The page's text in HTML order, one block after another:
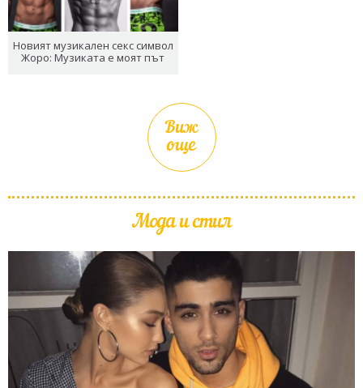
Новият музикален секс символ
Жоро: Музиката е моят път
Виж
още
Мода и стил